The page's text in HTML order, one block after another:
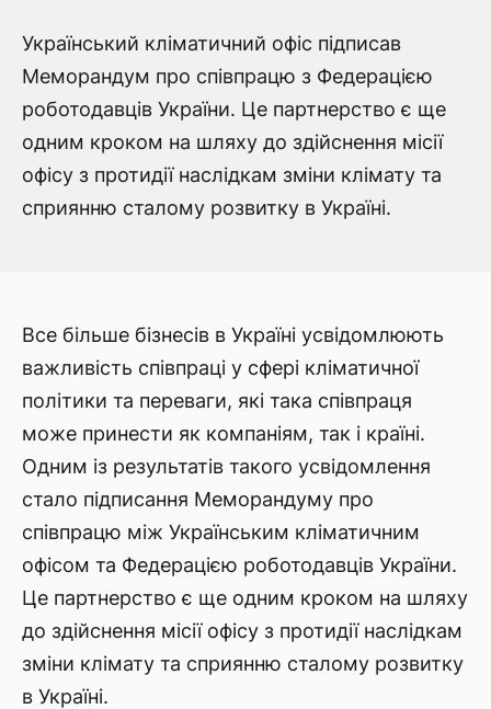
Український кліматичний офіс підписав
Меморандум про співпрацю з Федерацією
роботодавців України. Це партнерство є ще
одним кроком на шляху до здійснення місії
офісу з протидії наслідкам зміни клімату та
сприянню сталому розвитку в Україні.
Все більше бізнесів в Україні усвідомлюють
важливість співпраці у сфері кліматичної
політики та переваги, які така співпраця
може принести як компаніям, так і країні.
Одним із результатів такого усвідомлення
стало підписання Меморандуму про
співпрацю між Українським кліматичним
офісом та Федерацією роботодавців України.
Це партнерство є ще одним кроком на шляху
до здійснення місії офісу з протидії наслідкам
зміни клімату та сприянню сталому розвитку
в Україні.